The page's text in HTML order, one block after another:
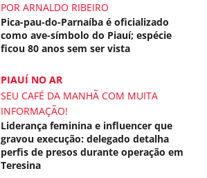
POR ARNALDO RIBEIRO
Pica-pau-do-Parnaíba é oficializado
como ave-símbolo do Piauí; espécie
ficou 80 anos sem ser vista
PIAUÍ NO AR
SEU CAFÉ DA MANHÃ COM MUITA
INFORMAÇÃO!
Liderança feminina e influencer que
gravou execução: delegado detalha
perfis de presos durante operação em
Teresina